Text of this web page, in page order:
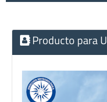
Producto para